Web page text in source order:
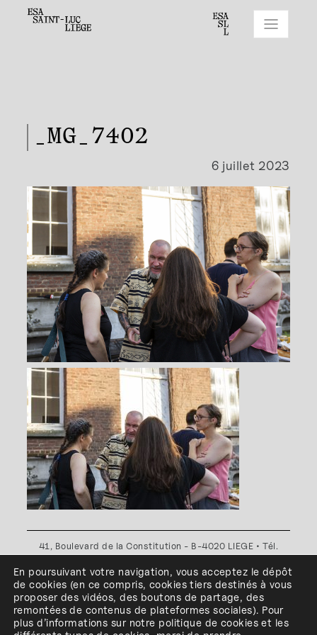
_MG_7402
6 juillet 2023
41, Boulevard de la Constitution - B-4020 LIEGE • Tél.
Plan d'accès•Politique de confidentialité•Politique de
cookies•Conditions générales
l'ESA Saint-Luc Liège est membre du
En poursuivant votre navigation, vous acceptez le dépôt
de cookies (en ce compris, cookiestiers destinés à vous
proposer des vidéos, des boutons de partage, des
remontées de contenus de plateformes sociales). Pour
plus d’informations sur notre politique de cookies et les